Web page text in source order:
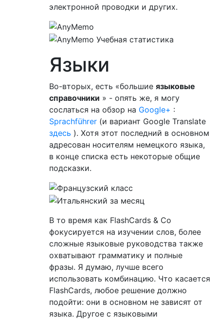
электронной проводки и других.
Языки
Во-вторых, есть «большие языковые
справочники » - опять же, я могу
сослаться на обзор на Google+ :
Sprachführer (и вариант Google Translate
здесь ). Хотя этот последний в основном
адресован носителям немецкого языка,
в конце списка есть некоторые общие
подсказки.
В то время как FlashCards & Co
фокусируется на изучении слов, более
сложные языковые руководства также
охватывают грамматику и полные
фразы. Я думаю, лучше всего
использовать комбинацию. Что касается
FlashCards, любое решение должно
подойти: они в основном не зависят от
языка. Другое с языковыми